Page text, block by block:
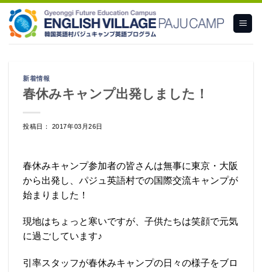
content
新着情報
春休みキャンプ出発しました！
投稿日： 2017年03月26日
春休みキャンプ参加者の皆さんは無事に東京・大阪
から出発し、パジュ英語村での国際交流キャンプが
始まりました！
現地はちょっと寒いですが、子供たちは笑顔で元気
に過ごしています♪
引率スタッフが春休みキャンプの日々の様子をブロ